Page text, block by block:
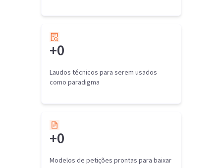
+0
Laudos técnicos para serem usados
como paradigma
+0
Modelos de petições prontas para baixar